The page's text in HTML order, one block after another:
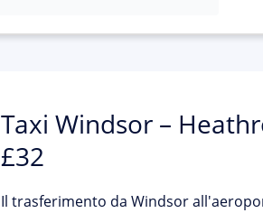
Taxi Windsor –
£32
Il trasferimento da Windsor